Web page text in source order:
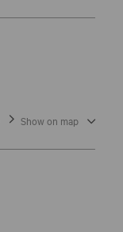
Show on map